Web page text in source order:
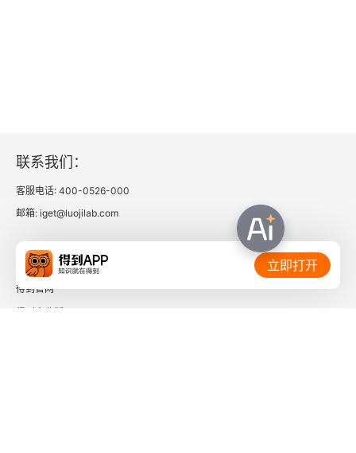
联系我们：
客服电话: 400-0526-000
邮箱: iget@luojilab.com
相关链接：
得到官网
立即打开